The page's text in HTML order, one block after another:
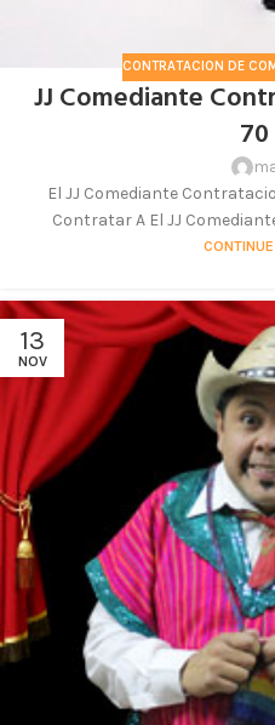
CONTRATACION DE
JJ Comediante
El JJ Comediante
Contratar A El JJ
13
NOV